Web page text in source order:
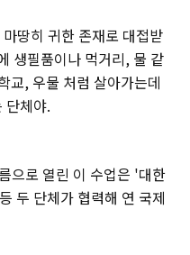
땅히 귀한 존재로 대접받
생필품이나 먹거리, 물 같
교, 우물 처럼 살아가는데
단체야.
으로 열린 이 수업은 '대한
두 단체가 협력해 연 국제